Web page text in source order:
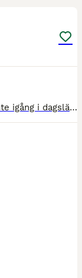
Feykir är en valack född 2015, 4 gångare. Han är inte igång i dagsläget sedan 1 år tillbaka pga graviditet utan har gått som sällskap till mina ponny. Kan stå på box och gå på lösdrift. Säljes som säl